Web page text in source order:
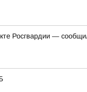
Росгвардии —